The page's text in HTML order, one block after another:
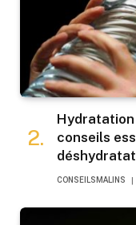
Hydratation
conseils
CONSEILSMALINS